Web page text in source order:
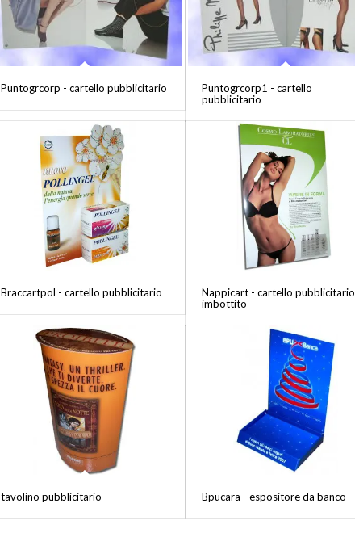
Puntogrcorp - cartello pubblicitario
Puntogrcorp1 - cartello
pubblicitario
Braccartpol - cartello pubblicitario
Nappicart - cartello pubblicitario
imbottito
tavolino pubblicitario Bpucara - espositore da banco